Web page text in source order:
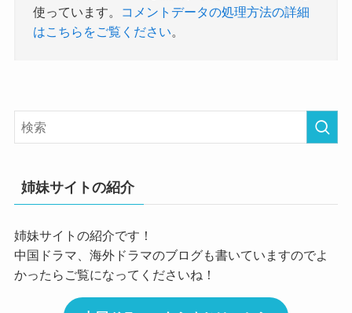
使っています。
コメントデータの処理方法の詳細
はこちらをご覧ください。
姉妹サイトの紹介
姉妹サイトの紹介です！
中国ドラマ、海外ドラマのブログも書いていますのでよ
かったらご覧になってくださいね！